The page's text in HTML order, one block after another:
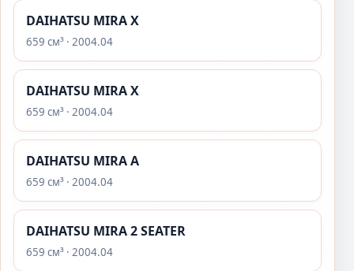
DAIHATSU MIRA X
659 см³ · 2004.04
DAIHATSU MIRA X
659 см³ · 2004.04
DAIHATSU MIRA A
659 см³ · 2004.04
DAIHATSU MIRA 2 SEATER
659 см³ · 2004.04